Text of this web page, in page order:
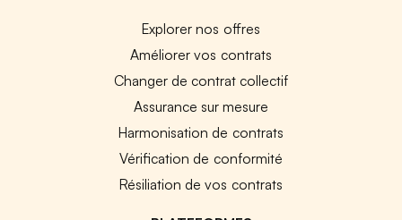
Explorer nos offres
Améliorer vos contrats
Changer de contrat collectif
Assurance sur mesure
Harmonisation de contrats
Vérification de conformité
Résiliation de vos contrats